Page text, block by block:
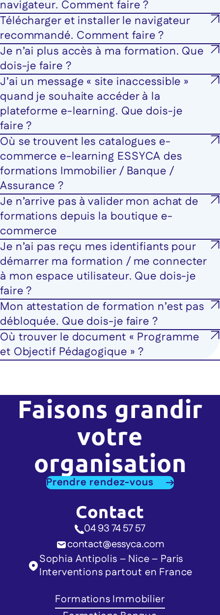
navigateur. Comment faire ?
Télécharger et installer le navigateur
recommandé. Comment faire ?
Je n’ai plus accès à ma formation. Que
dois-je faire ?
J’ai un message « site inaccessible »
quand je souhaite accéder à la
plateforme e-learning. Que dois-je
faire ?
Où se trouvent les catalogues e-
commerce e-learning ESSYCA des
formations Immobilier / Banque /
Assurance ?
Je n’arrive pas à valider mon achat de
formations depuis la boutique e-
commerce
Je n’ai pas reçu mes identifiants pour
démarrer ma formation / me connecter
à mon espace utilisateur. Que dois-je
faire ?
Mon attestation de formation n’est pas
débloquée. Que dois-je faire ?
Où trouver le document « Programme
et Objectif Pédagogique » ?
Faisons grandir
votre
organisation
Prendre rendez-vous
Contact
04 93 74 57 57
contact@essyca.com
Sophia Antipolis – Nice – Paris
Interventions partout en France
Formations Immobilier